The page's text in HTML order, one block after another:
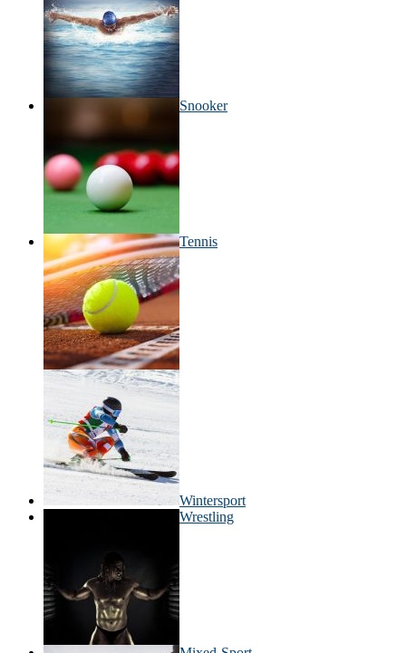
Snooker
Tennis
Wintersport
Wrestling